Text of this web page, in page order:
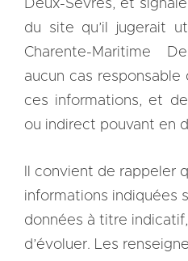
Deux-Sèvres, et
du site qu’il jugerait
Charente-Maritime
aucun cas responsable
ces informations, et
ou indirect pouvant en
Il convient de rappeler
informations indiquées
données à titre
d’évoluer. Les